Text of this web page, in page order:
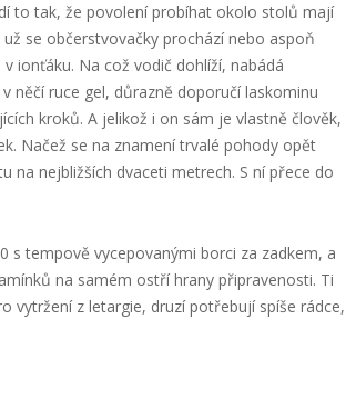
to tak, že povolení probíhat okolo stolů mají
se občerstvovačky prochází nebo aspoň
ionťáku. Na což vodič dohlíží, nabádá
něčí ruce gel, důrazně doporučí laskominu
kroků. A jelikož i on sám je vlastně člověk,
Načež se na znamení trvalé pohody opět
na nejbližších dvaceti metrech. S ní přece do
s tempově vycepovanými borci za zadkem, a
na samém ostří hrany připravenosti. Ti
vytržení z letargie, druzí potřebují spíše rádce,